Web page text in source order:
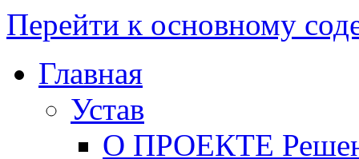
Перейти к основному
Главная
Устав
О ПРОЕКТЕ